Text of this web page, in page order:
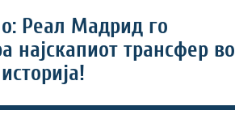
Реал Мадрид го
најскапиот трансфер во